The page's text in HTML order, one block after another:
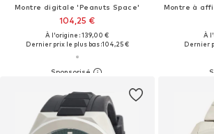
Montre digitale 'Peanuts Space'
104,25 €
À l'origine : 139,00 €
Dernier prix le plus bas :104,25 €
À
Dernier